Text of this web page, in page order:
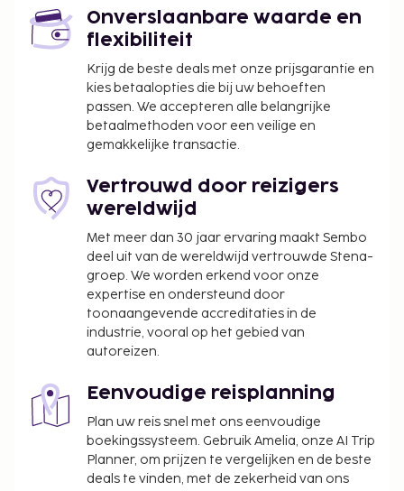
parkeerplaatsen. Geniet van recreatieve
voorzieningen zoals een binnenzwembad en een
sauna. Enkele voorzieningen van dit aparthotel zijn
gratis wifi, conciërgeservices en huwelijksservices.
Echtparen die een kamer willen delen, dienen te
bewijzen dat zij gehuwd zijn.
Onverslaanbare waarde en
flexibiliteit
Krijg de beste deals met onze prijsgarantie en
kies betaalopties die bij uw behoeften
passen. We accepteren alle belangrijke
betaalmethoden voor een veilige en
gemakkelijke transactie.
Vertrouwd door reizigers
wereldwijd
Met meer dan 30 jaar ervaring maakt Sembo
deel uit van de wereldwijd vertrouwde Stena-
groep. We worden erkend voor onze
expertise en ondersteund door
toonaangevende accreditaties in de
industrie, vooral op het gebied van
autoreizen.
Eenvoudige reisplanning
Plan uw reis snel met ons eenvoudige
boekingssysteem. Gebruik Amelia, onze AI Trip
Planner, om prijzen te vergelijken en de beste
deals te vinden, met de zekerheid van ons